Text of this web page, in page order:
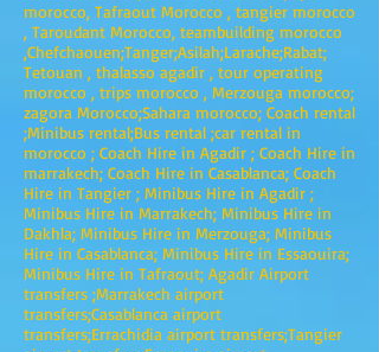
morocco, Tafraout Morocco , tangier morocco
, Taroudant Morocco, teambuilding morocco
,Chefchaouen;Tanger;Asilah;Larache;Rabat;
Tetouan , thalasso agadir , tour operating
morocco , trips morocco , Merzouga morocco;
zagora Morocco;Sahara morocco; Coach rental
;Minibus rental;Bus rental ;car rental in
morocco ; Coach Hire in Agadir ; Coach Hire in
marrakech; Coach Hire in Casablanca; Coach
Hire in Tangier ; Minibus Hire in Agadir ;
Minibus Hire in Marrakech; Minibus Hire in
Dakhla; Minibus Hire in Merzouga; Minibus
Hire in Casablanca; Minibus Hire in Essaouira;
Minibus Hire in Tafraout; Agadir Airport
transfers ;Marrakech airport
transfers;Casablanca airport
transfers;Errachidia airport transfers;Tangier